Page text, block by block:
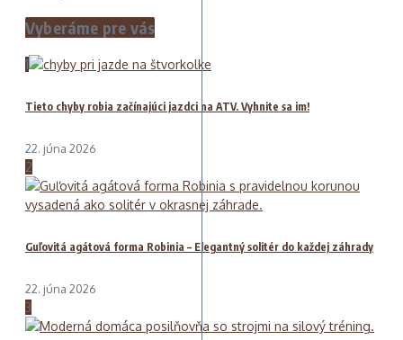
Vyberáme pre vás
1
Tieto chyby robia začínajúci jazdci na ATV. Vyhnite sa im!
22. júna 2026
2
Guľovitá agátová forma Robinia – Elegantný solitér do každej záhrady
22. júna 2026
3